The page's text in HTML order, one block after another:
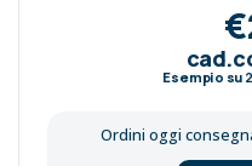
Esempio su
Ordini oggi